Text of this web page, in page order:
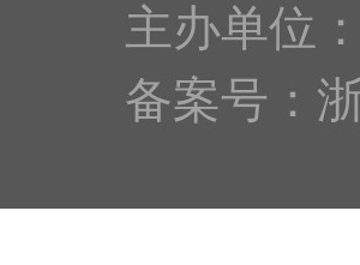
主办单位
备案号：